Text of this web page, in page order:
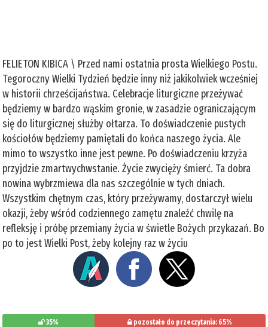
FELIETON KIBICA \ Przed nami ostatnia prosta Wielkiego Postu.
Tegoroczny Wielki Tydzień będzie inny niż jakikolwiek wcześniej
w historii chrześcijaństwa. Celebracje liturgiczne przeżywać
będziemy w bardzo wąskim gronie, w zasadzie ograniczającym
się do liturgicznej służby ołtarza. To doświadczenie pustych
kościołów będziemy pamiętali do końca naszego życia. Ale
mimo to wszystko inne jest pewne. Po doświadczeniu krzyża
przyjdzie zmartwychwstanie. Życie zwycięży śmierć. Ta dobra
nowina wybrzmiewa dla nas szczególnie w tych dniach.
Wszystkim chętnym czas, który przeżywamy, dostarczył wielu
okazji, żeby wśród codziennego zamętu znaleźć chwilę na
refleksję i próbę przemiany życia w świetle Bożych przykazań. Bo
po to jest Wielki Post, żeby kolejny raz w życiu
35% pozostało do przeczytania: 65%